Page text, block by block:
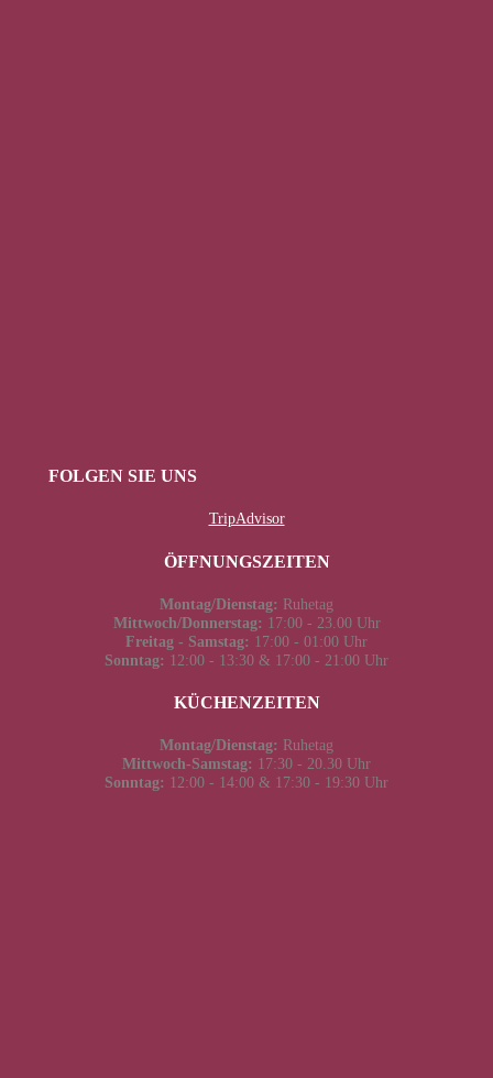
FOLGEN SIE UNS
TripAdvisor
ÖFFNUNGSZEITEN
Montag/Dienstag: Ruhetag
Mittwoch/Donnerstag: 17:00 - 23.00 Uhr
Freitag - Samstag: 17:00 - 01:00 Uhr
Sonntag: 12:00 - 13:30 & 17:00 - 21:00 Uhr
KÜCHENZEITEN
Montag/Dienstag: Ruhetag
Mittwoch-Samstag: 17:30 - 20.30 Uhr
Sonntag: 12:00 - 14:00 & 17:30 - 19:30 Uhr